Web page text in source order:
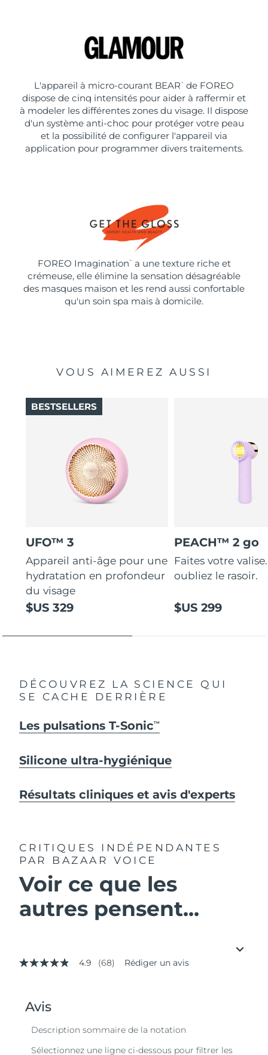
L'appareil à micro-courant BEAR ™
de FOREO
dispose de cinq intensités pour aider à raffermir et
à modeler les différentes zones du visage. Il dispose
d'un système anti-choc pour protéger votre peau
et la possibilité de configurer l'appareil via
application pour programmer divers traitements.
FOREO Imagination ™
a une texture riche et
crémeuse, elle élimine la sensation désagréable
des masques maison et les rend aussi confortable
qu'un soin spa mais à domicile.
VOUS AIMEREZ AUSSI
UFO™ 3
Appareil anti-âge pour une
hydratation en profondeur
du visage
$US 329
BESTSELLERS
PEACH™ 2 go
Faites votre
oubliez le rasoir.
$US 299
DÉCOUVREZ LA SCIENCE QUI
SE CACHE DERRIÈRE
Les pulsations T-SonicTM
Silicone ultra-hygiénique
Résultats cliniques et avis d'experts
CRITIQUES INDÉPENDANTES
PAR BAZAAR VOICE
Voir ce que les
autres pensent...
4.9
valeur
de
note
4.9 (68) Rédiger un avis